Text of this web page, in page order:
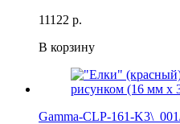
111 22 р.
В корзину
Gamma-CLP-161-